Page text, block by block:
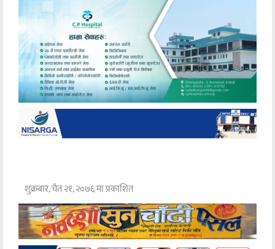
अन्य
शुक्रबार, चैत २१, २०७६ मा प्रकाशित